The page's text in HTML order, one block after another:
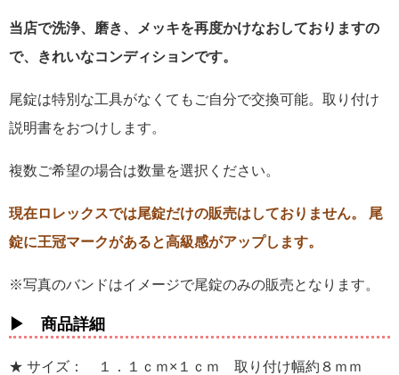
当店で洗浄、磨き、メッキを再度かけなおしておりますの
で、きれいなコンディションです。
尾錠は特別な工具がなくてもご自分で交換可能。取り付け
説明書をおつけします。
複数ご希望の場合は数量を選択ください。
現在ロレックスでは尾錠だけの販売はしておりません。 尾
錠に王冠マークがあると高級感がアップします。
※写真のバンドはイメージで尾錠のみの販売となります。
▶ 商品詳細
★ サイズ： １．１ｃｍ×１ｃｍ 取り付け幅約８ｍｍ